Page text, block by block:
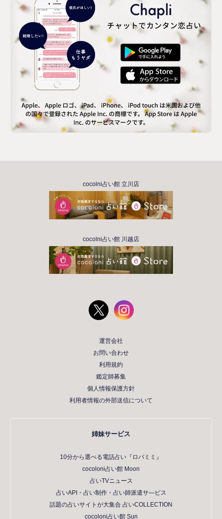
cocolni占い館 立川店
cocolni占い館 川越店
運営会社
お問い合わせ
利用規約
鑑定師募集
個人情報保護方針
利用者情報の外部送信について
姉妹サービス
10分から選べる電話占い『ロバミミ』
cocoloni占い館 Moon
占いTVニュース
占いAPI・占い制作・占い師派遣サ―ビス
話題の占いサイトが大集合 占いCOLLECTION
cocoloni占い館 Sun